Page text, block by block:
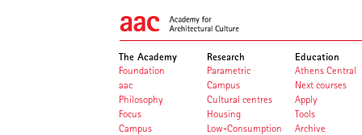
The Academy
Foundation
aac
Philosophy
Focus
Campus
Research
Parametric
Campus
Cultural centres
Housing
Low-Consumption
Education
Athens Central
Next courses
Apply
Tools
Archive